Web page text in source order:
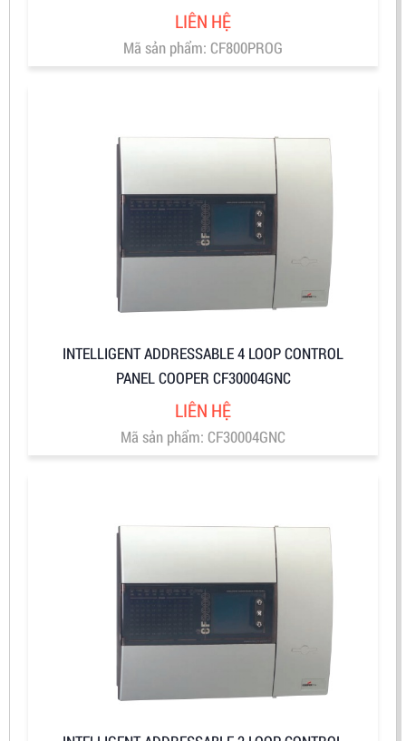
LIÊN HỆ
Mã sản phẩm: CF800PROG
INTELLIGENT ADDRESSABLE 4 LOOP CONTROL
PANEL COOPER CF30004GNC
LIÊN HỆ
Mã sản phẩm: CF30004GNC